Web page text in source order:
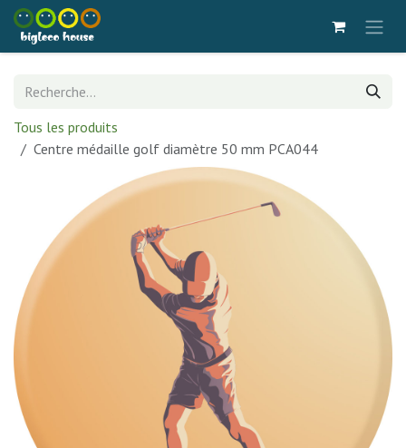
Se rendre au contenu
Tous les produits
Centre médaille golf diamètre 50 mm PCA044